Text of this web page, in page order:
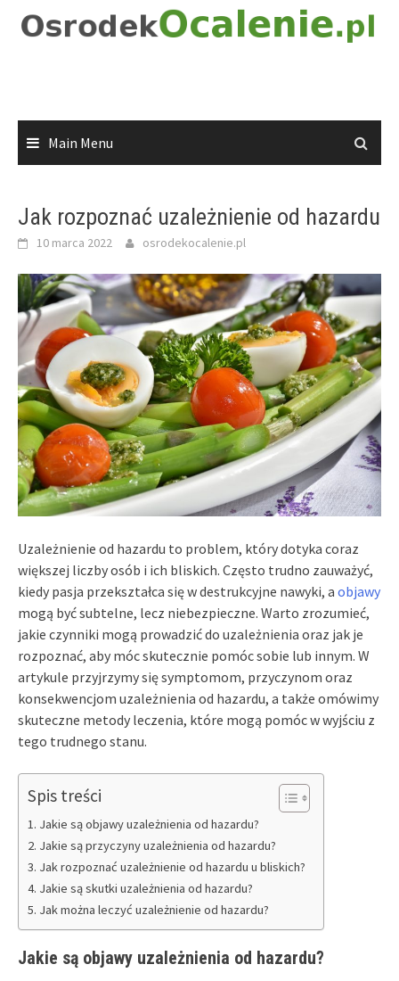
Main Menu
Jak rozpoznać uzależnienie od hazardu
10 marca 2022 osrodekocalenie.pl
Uzależnienie od hazardu to problem, który dotyka coraz
większej liczby osób i ich bliskich. Często trudno zauważyć,
kiedy pasja przekształca się w destrukcyjne nawyki, a objawy
mogą być subtelne, lecz niebezpieczne. Warto zrozumieć,
jakie czynniki mogą prowadzić do uzależnienia oraz jak je
rozpoznać, aby móc skutecznie pomóc sobie lub innym. W
artykule przyjrzymy się symptomom, przyczynom oraz
konsekwencjom uzależnienia od hazardu, a także omówimy
skuteczne metody leczenia, które mogą pomóc w wyjściu z
tego trudnego stanu.
Spis treści
Jakie są objawy uzależnienia od hazardu?
Jakie są przyczyny uzależnienia od hazardu?
Jak rozpoznać uzależnienie od hazardu u bliskich?
Jakie są skutki uzależnienia od hazardu?
Jak można leczyć uzależnienie od hazardu?
Jakie są objawy uzależnienia od hazardu?